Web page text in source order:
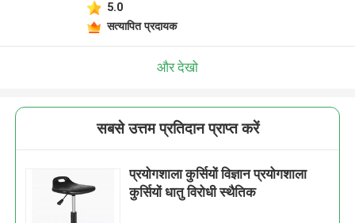
5.0
सत्यापित प्रदायक
और देखो
सबसे उत्तम प्रतिदान प्राप्त करें
प्रयोगशाला कुर्सियों विज्ञान प्रयोगशाला
कुर्सियों धातु विरोधी स्थैतिक